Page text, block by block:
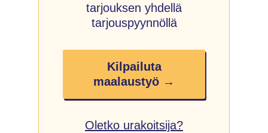
tarjouksen yhdellä
tarjouspyynnöllä
Kilpailuta
maalaustyö →
Oletko urakoitsija?